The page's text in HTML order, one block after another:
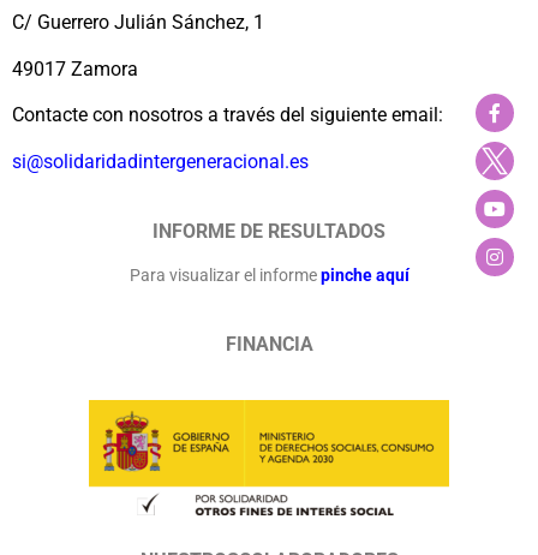
C/ Guerrero Julián Sánchez, 1
49017 Zamora
Contacte con nosotros a través del siguiente email:
si@solidaridadintergeneracional.es
INFORME DE RESULTADOS
Para visualizar el informe pinche aquí
FINANCIA